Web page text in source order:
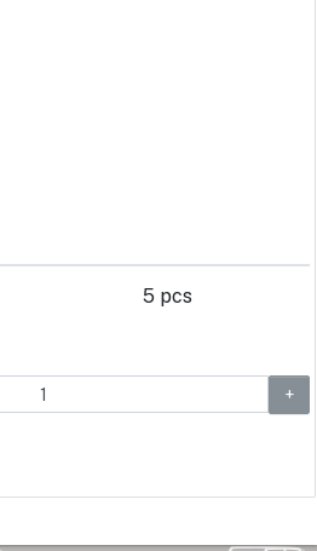
5 pcs